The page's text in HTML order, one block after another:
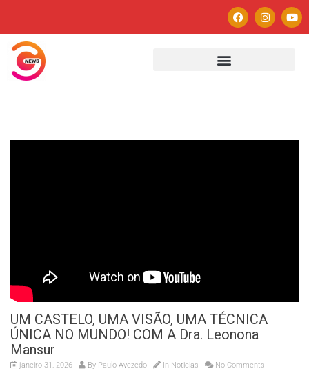
UM CASTELO, UMA VISÃO, UMA TÉCNICA
ÚNICA NO MUNDO! COM A Dra. Leonona
Mansur
janeiro 31, 2026 By Paulo Avezedo In Noticias No Comments